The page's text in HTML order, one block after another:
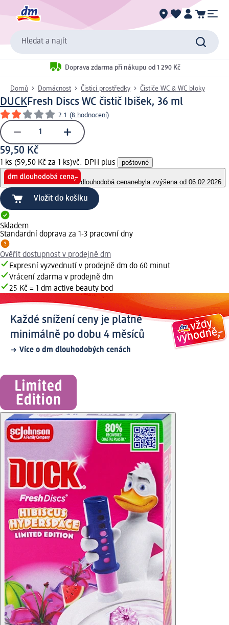
Hledat a najít
Doprava zdarma při nákupu od 1 290 Kč
Domů Domácnost Čisticí prostředky Čističe WC & WC bloky
DUCKFresh Discs WC čistič Ibišek, 36 ml
2.1 (8 hodnocení)
59,50 Kč
1 ks (59,50 Kč za 1 ks)vč. DPH plus poštovné
dlouhodobá cenanebyla zvýšena od 06.02.2026
Vložit do košíku
Skladem
Standardní doprava za 1-3 pracovní dny
Ověřit dostupnost v prodejně dm
Expresní vyzvednutí v prodejně dm do 60 minut
Vrácení zdarma v prodejně dm
25 Kč = 1 dm active beauty bod
Každé snížení ceny je platné
minimálně po dobu 4 měsíců
Více o dm dlouhodobých cenách